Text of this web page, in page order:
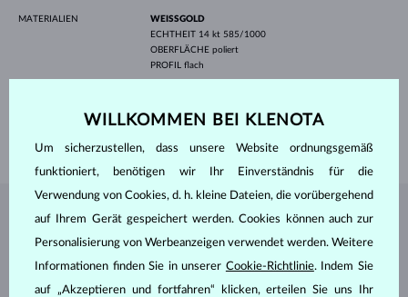
MATERIALIEN
WEISSGOLD
ECHTHEIT 14 kt 585/1000
OBERFLÄCHE poliert
PROFIL flach
4.0 mm
SCHMUCK AUS DEMKLENOTA ATELIER
WILLKOMMEN BEI KLENOTA
Um sicherzustellen, dass unsere Website ordnungsgemäß
funktioniert, benötigen wir Ihr Einverständnis für die
Verwendung von Cookies, d. h. kleine Dateien, die vorübergehend
auf Ihrem Gerät gespeichert werden. Cookies können auch zur
Personalisierung von Werbeanzeigen verwendet werden. Weitere
Informationen finden Sie in unserer Cookie-Richtlinie. Indem Sie
auf „Akzeptieren und fortfahren“ klicken, erteilen Sie uns Ihr